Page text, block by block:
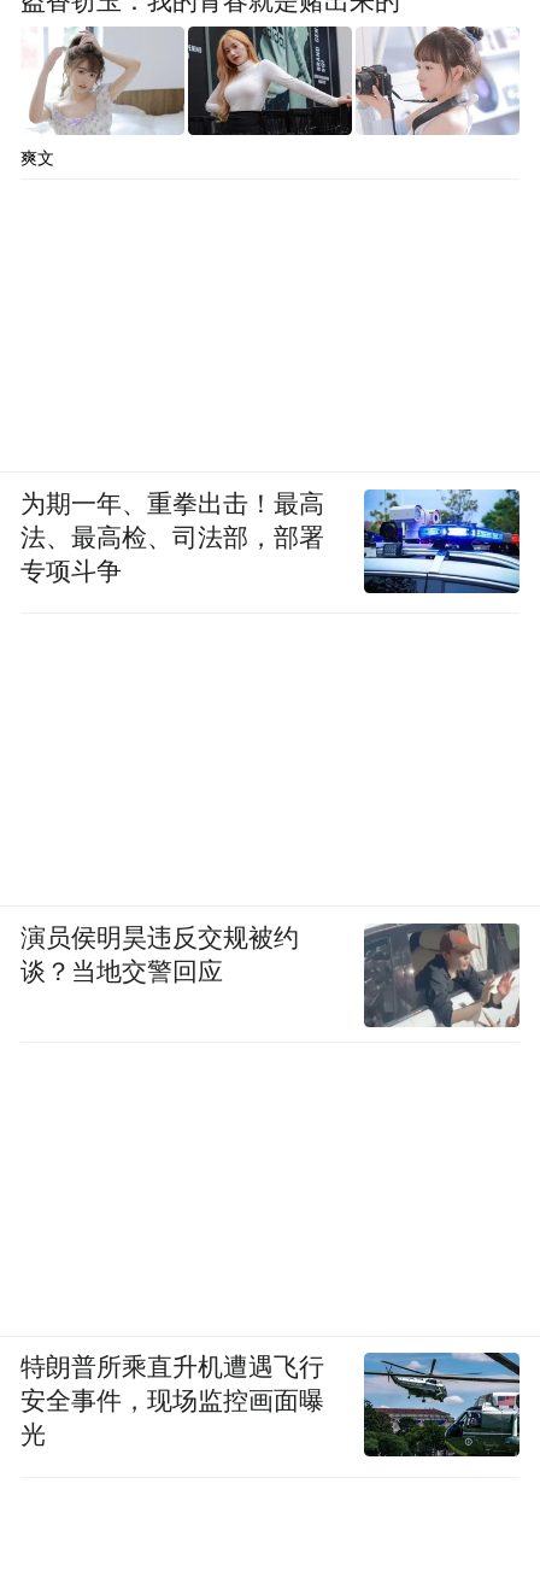
爽文
为期一年、重拳出击！最高
法、最高检、司法部，部署
专项斗争
演员侯明昊违反交规被约
谈？当地交警回应
特朗普所乘直升机遭遇飞行
安全事件，现场监控画面曝
光